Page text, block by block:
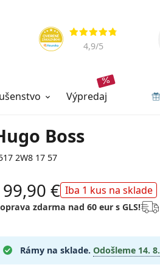
Hodnotenia
4,9/5
výpredaj
Boss
2W8 17 57
€ Iba 1 kus na sklade
zdarma nad 60 eur s GLS!
Rámy na sklade. Odošleme 14. 8.